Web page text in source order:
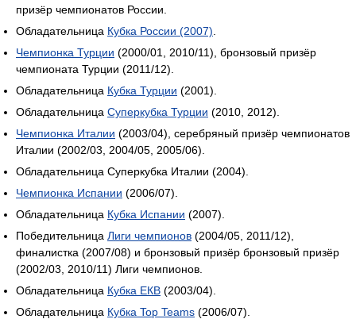
призёр чемпионатов России.
Обладательница Кубка России (2007)
Чемпионка Турции (2000/01, 2010/11), бронзовый призёр
чемпионата Турции (2011/12).
Обладательница Кубка Турции (2001).
Обладательница Суперкубка Турции (2010, 2012).
Чемпионка Италии (2003/04), серебряный призёр чемпионатов
Италии (2002/03, 2004/05, 2005/06).
Обладательница Суперкубка Италии (2004).
Чемпионка Испании (2006/07).
Обладательница Кубка Испании (2007).
Победительница Лиги чемпионов (2004/05, 2011/12),
финалистка (2007/08) и бронзовый призёр бронзовый призёр
(2002/03, 2010/11) Лиги чемпионов.
Обладательница Кубка ЕКВ (2003/04).
Обладательница Кубка Top Teams (2006/07).